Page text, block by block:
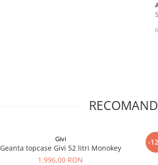
Givi
Geanta topcase Givi 52 litri Monokey
1.996,00 RON
-